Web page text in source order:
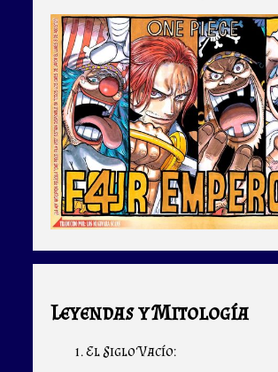
Leyendas y Mitología
El Siglo Vacío: